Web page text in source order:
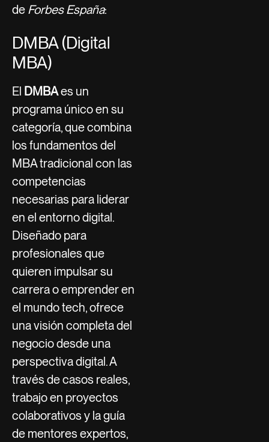
de Forbes España:
DMBA (Digital
MBA)
El DMBAes un
programa único en su
categoría, que combina
los fundamentos del
MBA tradicional con las
competencias
necesarias para liderar
en el entorno digital.
Diseñado para
profesionales que
quieren impulsar su
carrera o emprender en
el mundo tech, ofrece
una visión completa del
negocio desde una
perspectiva digital. A
través de casos reales,
trabajo en proyectos
colaborativos y la guía
de mentores expertos,